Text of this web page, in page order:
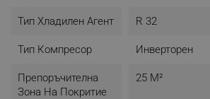
Тип Хладилен Агент R 32
Тип Компресор Инверторен
Препоръчителна
Зона На Покритие
25 М²